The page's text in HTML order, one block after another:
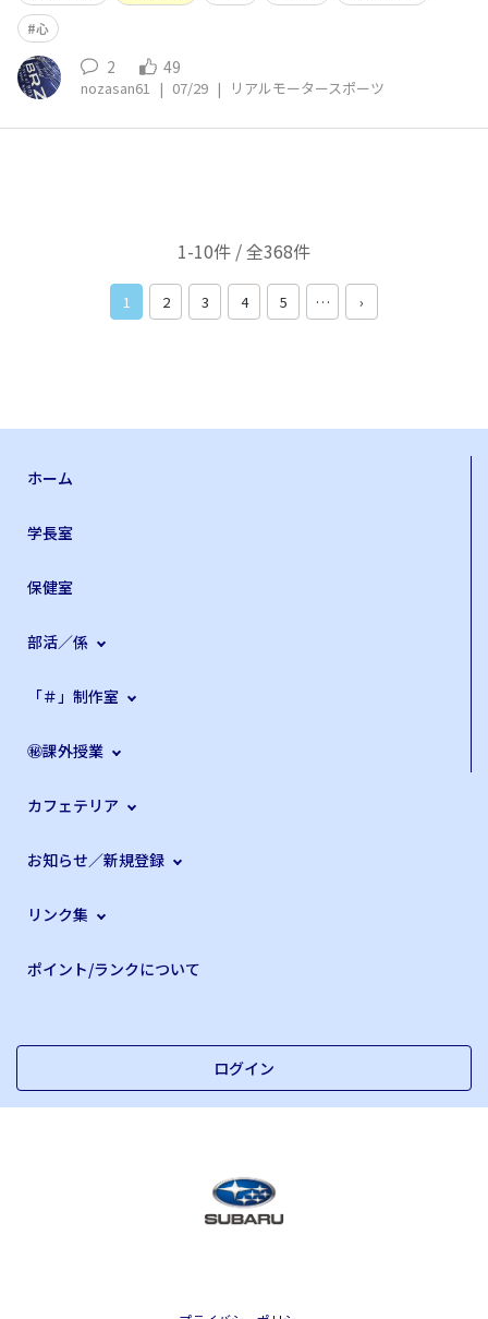
心
2 49
nozasan61 | 07/29 | リアルモータースポーツ
1-10件 / 全368件
1 2 3 4 5 … ›
ホーム
学長室
保健室
部活／係
「＃」制作室
㊙課外授業
カフェテリア
お知らせ／新規登録
リンク集
ポイント/ランクについて
ログイン